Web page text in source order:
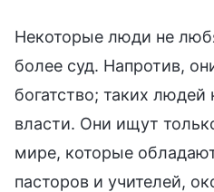
Некоторые люди не
более суд. Напротив,
богатство; таких
власти. Они ищут
мире, которые
пасторов и учителей,